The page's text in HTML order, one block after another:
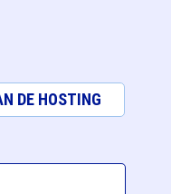
DE HOSTING